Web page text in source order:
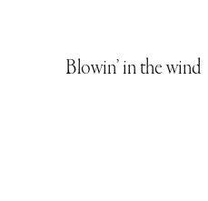
Blowin’ in the wind